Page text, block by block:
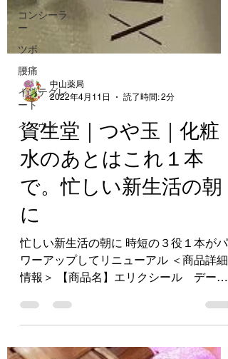
コンシーラ
ー
ツボ
腰痛
インテグレ
ート
インウイ
中山薬局
2022年4月11日
読了時間: 2分
資生堂｜つや玉｜化粧
水のあとはこれ１本
で。忙しい新生活の朝
に
忙しい新生活の朝に 時短の３役１本がパ
アレボリューションＳＰ＋ 【ブランド